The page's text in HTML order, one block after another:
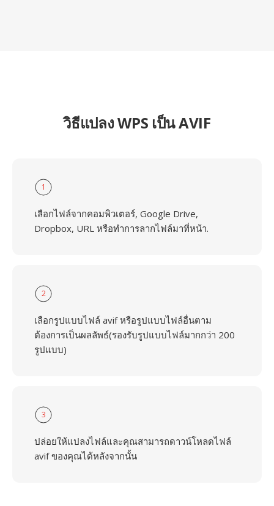
วิธีแปลง WPS เป็น AVIF
1
เลือกไฟล์จากคอมพิวเตอร์, Google Drive,
Dropbox, URL หรือทำการลากไฟล์มาที่หน้า.
2
เลือกรูปแบบไฟล์ avif หรือรูปแบบไฟล์อื่นตาม
ต้องการเป็นผลลัพธ์(รองรับรูปแบบไฟล์มากกว่า 200
รูปแบบ)
3
ปล่อยให้แปลงไฟล์และคุณสามารถดาวน์โหลดไฟล์
avif ของคุณได้หลังจากนั้น